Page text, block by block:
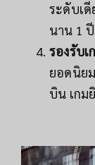
ระดับเ
นาน 1
รองรับ
ยอดนิยม
บิน เกม